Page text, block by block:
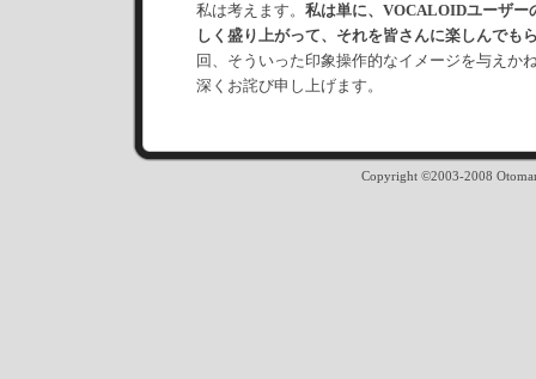
私は考えます。 私は単に、VOCALOIDユーザー
しく盛り上がって、それを皆さんに楽しんでも
回、そういった印象操作的なイメージを与えか
深くお詫び申し上げます。
Copyright ©2003-2008